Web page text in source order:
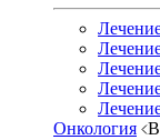
Онкология